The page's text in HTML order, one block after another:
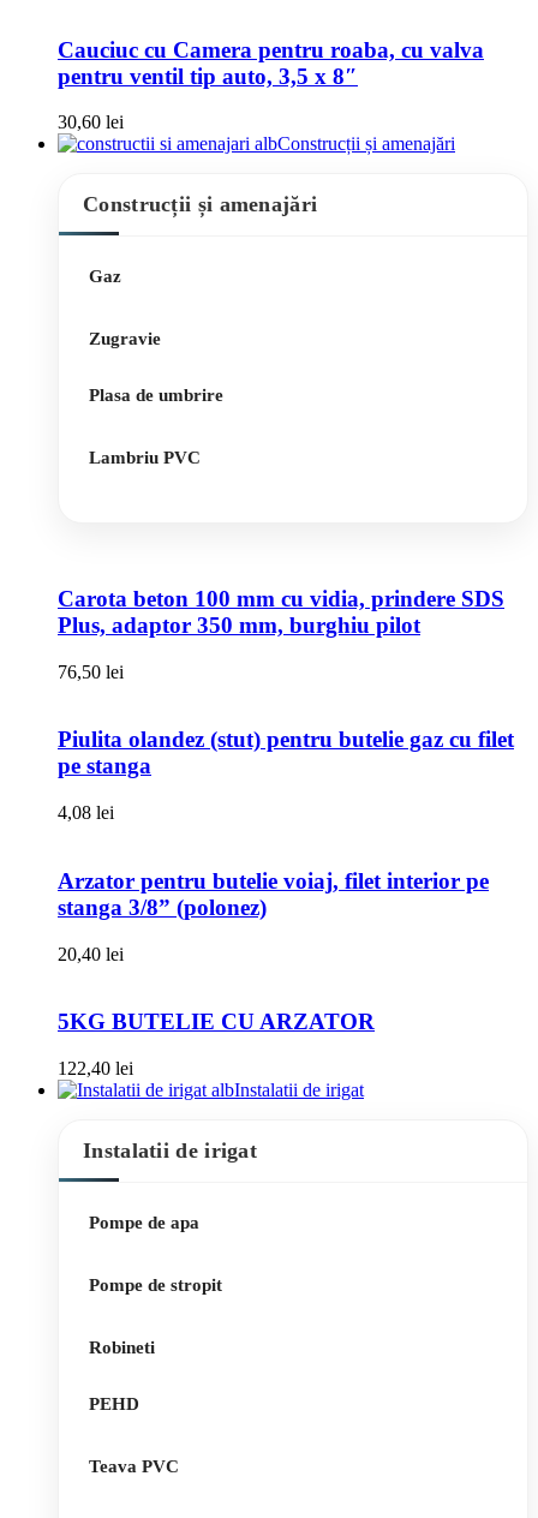
Cauciuc cu Camera pentru roaba, cu valva
pentru ventil tip auto, 3,5 x 8″
30,60 lei
Construcții și amenajări
Construcții și amenajări
Gaz
Zugravie
Plasa de umbrire
Lambriu PVC
Carota beton 100 mm cu vidia, prindere SDS
Plus, adaptor 350 mm, burghiu pilot
76,50 lei
Piulita olandez (stut) pentru butelie gaz cu filet
pe stanga
4,08 lei
Arzator pentru butelie voiaj, filet interior pe
stanga 3/8” (polonez)
20,40 lei
5KG BUTELIE CU ARZATOR
122,40 lei
Instalatii de irigat
Instalatii de irigat
Pompe de apa
Pompe de stropit
Robineti
PEHD
Teava PVC